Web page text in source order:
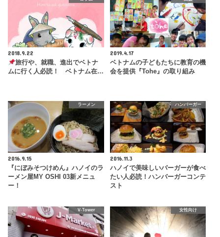
2018.9.22
旅行や、就職、進出でベトナ
ムに行く人必読！ ベトナム在…
2019.4.17
ベトナムの子どもたちに教育の機
会を提供『Tohe』の取り組み
ラーメン
2016.9.15
『にぼみそつけめん』ハノイのラ
ーメン屋MY OSHI 03新メニュ
ー！
ハンバーガー
2016.11.3
ハノイで美味しいバーガーが食べ
たい人必読！ハンバーガーコンテ
スト
V-Tower 女性向け